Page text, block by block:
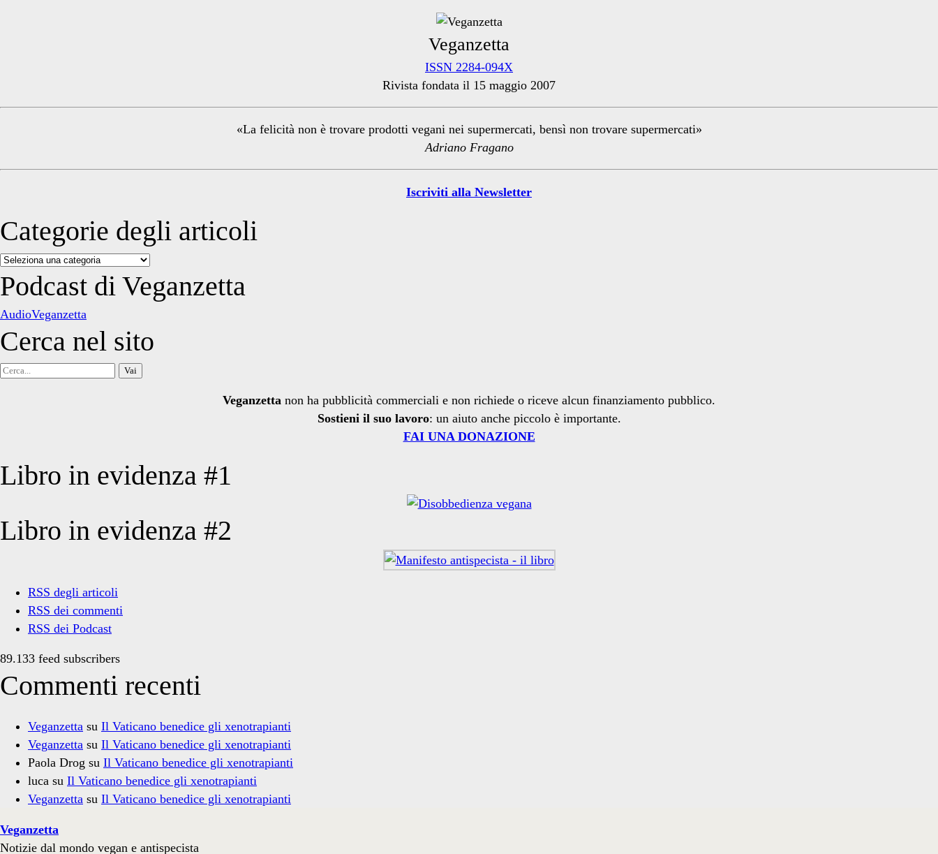
Sidebar
Veganzetta
ISSN 2284-094X
Rivista fondata il 15 maggio 2007
«La felicità non è trovare prodotti vegani nei supermercati, bensì non trovare supermercati»
Adriano Fragano
Iscriviti alla Newsletter
Categorie degli articoli
Categorie
degli
articoli
Podcast di Veganzetta
AudioVeganzetta
Cerca nel sito
Cerca
Veganzetta non ha pubblicità commerciali e non richiede o riceve alcun finanziamento pubblico.
Sostieni il suo lavoro: un aiuto anche piccolo è importante.
FAI UNA DONAZIONE
Libro in evidenza #1
Libro in evidenza #2
RSS degli articoli
RSS dei commenti
RSS dei Podcast
89.133 feed subscribers
Commenti recenti
Veganzetta su Il Vaticano benedice gli xenotrapianti
Veganzetta su Il Vaticano benedice gli xenotrapianti
Paola Drog su Il Vaticano benedice gli xenotrapianti
luca su Il Vaticano benedice gli xenotrapianti
Veganzetta su Il Vaticano benedice gli xenotrapianti
Veganzetta
Notizie dal mondo vegan e antispecista